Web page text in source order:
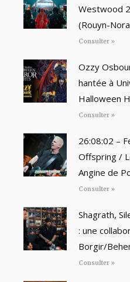
Westwood
(Rouyn-
Consulter »
Ozzy
hantée à
Halloween
Consulter »
26:08:02 –
Offspring /
Angine de
Consulter »
Shagrath,
: une
Borgir/
Consulter »